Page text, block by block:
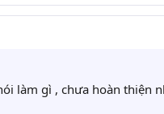
làm gì , chưa hoàn thiện